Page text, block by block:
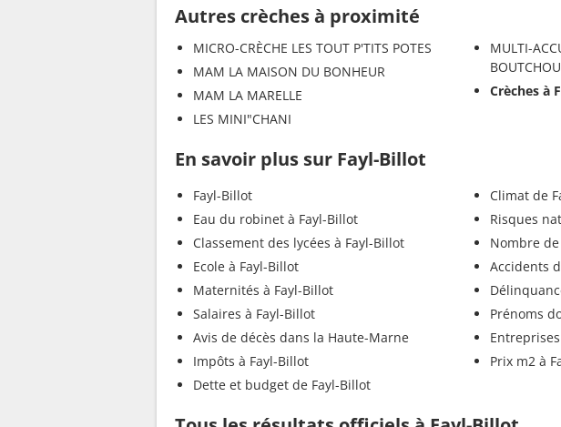
Autres crèches à proximité
MICRO-CRÈCHE LES TOUT P'TITS POTES
MAM LA MAISON DU BONHEUR
MAM LA MARELLE
LES MINI"CHANI
MULTI-
Crèches à
En savoir plus sur Fayl-Billot
Fayl-Billot
Eau du robinet à Fayl-Billot
Classement des lycées à Fayl-Billot
Ecole à Fayl-Billot
Maternités à Fayl-Billot
Salaires à Fayl-Billot
Avis de décès dans la Haute-Marne
Impôts à Fayl-Billot
Dette et budget de Fayl-Billot
Climat de
Risques
Nombre
Accidents
Prénoms
Prix m2 à